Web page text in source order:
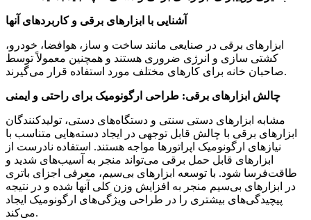
آشنایی با ابزارهای برقی و کاربردهای آنها
ابزارهای برقی در صنایعی مانند ساخت و ساز، هوافضا، خودرو،
کشتی سازی و انرژی ضروری هستند و همچنین معمولاً توسط
صاحبان خانه برای کارهای مختلف مورد استفاده قرار می‌گیرند.
چالش ابزارهای برقی: طراحی ارگونومیک برای راحتی و ایمنی
مشابه ابزارهای دستی سنتی و دستگاه‌های دستی، تولیدکنندگان
ابزارهای برقی با چالش قابل توجهی در ایجاد دسته‌هایی متناسب با
نیازهای ارگونومیک اپراتورها مواجه هستند. استفاده نادرست از
ابزارهای قابل حمل برقی می‌تواند منجر به آسیب‌های شدید و
طاقت‌فرسا شود. با توسعه ابزارهای بی‌سیم، معرفی اجزای باتری
در ابزارهای بی‌سیم منجر به افزایش وزن کلی آنها شده و در نتیجه
پیچیدگی‌های بیشتری را در طراحی ویژگی‌های ارگونومیک ایجاد
می‌کند.